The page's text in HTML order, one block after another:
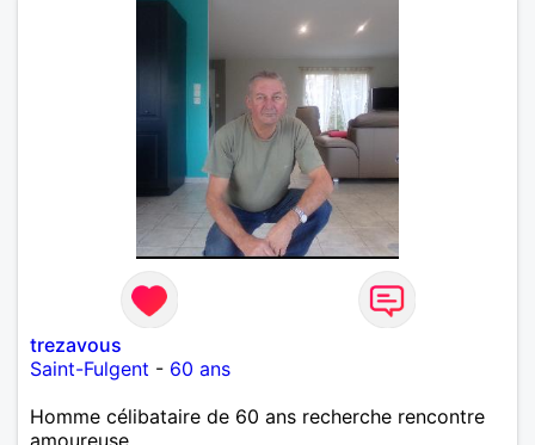
trezavous
Saint-Fulgent - 60 ans
Homme célibataire de 60 ans recherche rencontre
amoureuse